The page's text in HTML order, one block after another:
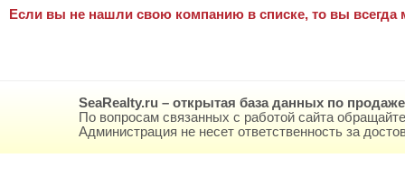
Если вы не нашли свою компанию в списке, то вы всегда
SeaRealty.ru – открытая база данных по
По вопросам связанных с работой сайта
Администрация не несет ответственность за